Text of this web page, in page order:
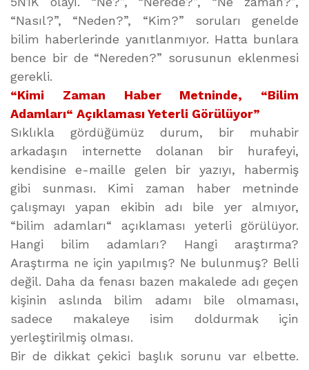
“Nasıl?”, “Neden?”, “Kim?” soruları genelde
bilim haberlerinde yanıtlanmıyor. Hatta bunlara
bence bir de “Nereden?” sorusunun eklenmesi
gerekli.
“Kimi Zaman Haber Metninde, “Bilim
Adamları“ Açıklaması Yeterli Görülüyor”
Sıklıkla gördüğümüz durum, bir muhabir
arkadaşın internette dolanan bir hurafeyi,
kendisine e-maille gelen bir yazıyı, habermiş
gibi sunması. Kimi zaman haber metninde
çalışmayı yapan ekibin adı bile yer almıyor,
“bilim adamları“ açıklaması yeterli görülüyor.
Hangi bilim adamları? Hangi araştırma?
Araştırma ne için yapılmış? Ne bulunmuş? Belli
değil. Daha da fenası bazen makalede adı geçen
kişinin aslında bilim adamı bile olmaması,
sadece makaleye isim doldurmak için
yerleştirilmiş olması.
Bir de dikkat çekici başlık sorunu var elbette.